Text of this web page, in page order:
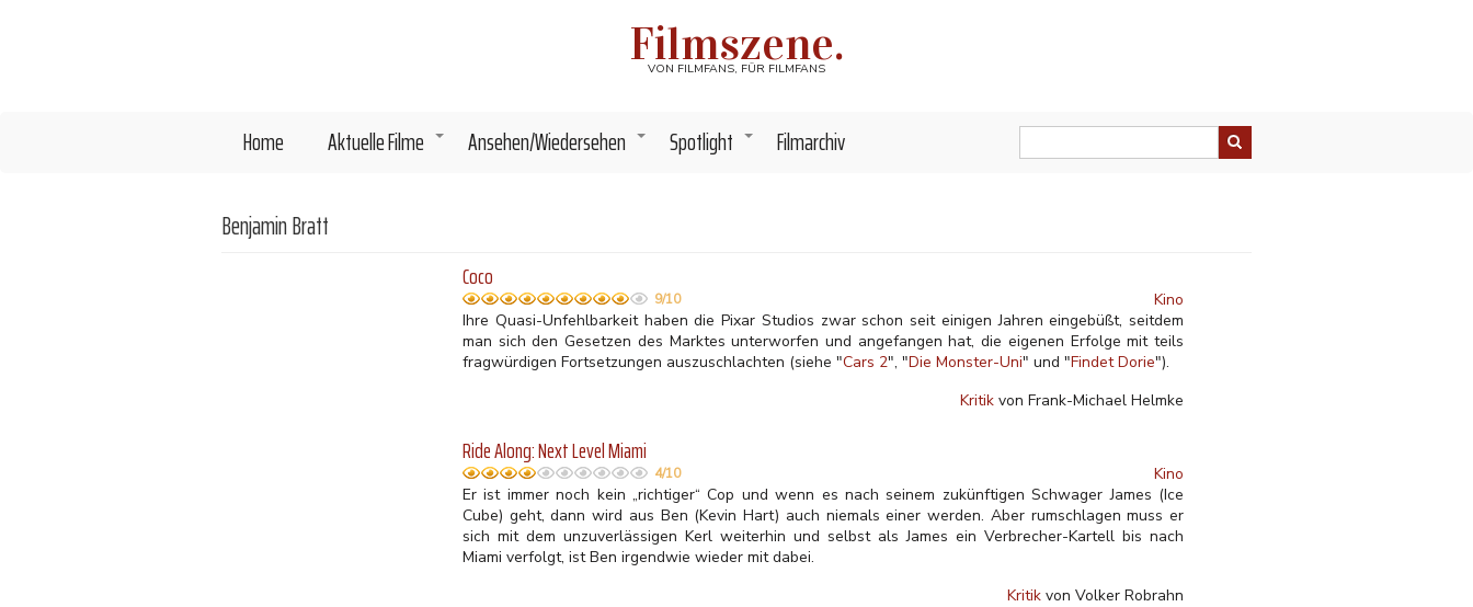
Filmszene.
VON FILMFANS, FÜR FILMFANS
Home +
Aktuelle Filme +
Ansehen/Wiedersehen +
Spotlight Filmarchiv
Benjamin Bratt
Coco
9/10
Kino
Ihre Quasi-Unfehlbarkeit haben die Pixar Studios zwar schon seit einigen Jahren eingebüßt, seitdem
man sich den Gesetzen des Marktes unterworfen und angefangen hat, die eigenen Erfolge mit teils
fragwürdigen Fortsetzungen auszuschlachten (siehe "Cars 2", "Die Monster-Uni" und "Findet Dorie").
Kritik von Frank-Michael Helmke
Ride Along: Next Level Miami
4/10
Kino
Er ist immer noch kein „richtiger“ Cop und wenn es nach seinem zukünftigen Schwager James (Ice
Cube) geht, dann wird aus Ben (Kevin Hart) auch niemals einer werden. Aber rumschlagen muss er
sich mit dem unzuverlässigen Kerl weiterhin und selbst als James ein Verbrecher-Kartell bis nach
Miami verfolgt, ist Ben irgendwie wieder mit dabei.
Kritik von Volker Robrahn